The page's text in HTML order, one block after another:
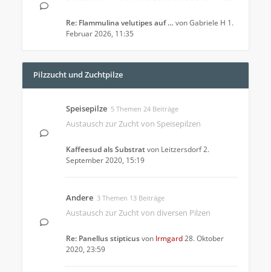
Re: Flammulina velutipes auf … vonGabriele H 1.
Februar 2026, 11:35
Pilzzucht und Zuchtpilze
Speisepilze 5 Themen 24 Beiträge
Austausch zur Zucht von Speisepilzen
Kaffeesud als Substratvon Leitzersdorf2.
September 2020, 15:19
Andere 3 Themen 13 Beiträge
Austausch zur Zucht von diversen Pilzen
Re: Panellus stipticusvon Irmgard28. Oktober
2020, 23:59